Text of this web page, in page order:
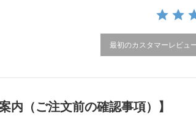
最初のカスタマーレビュ
内（ご注文前の確認事項）】